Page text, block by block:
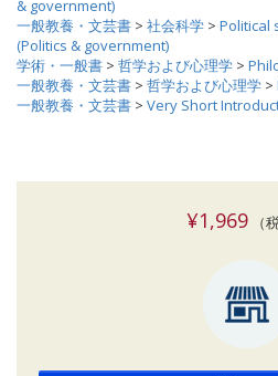
& government)
一般教養・文芸書 > 社会科学 > Political
(Politics & government)
学術・一般書 > 哲学および心理学 >
一般教養・文芸書 > 哲学および心理学 >
一般教養・文芸書 > Very Short
¥1,969（税